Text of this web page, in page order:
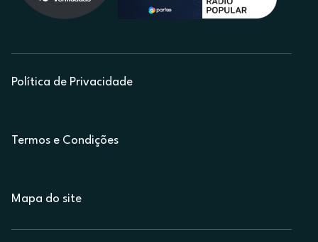
Política de Privacidade
Termos e Condições
Mapa do site